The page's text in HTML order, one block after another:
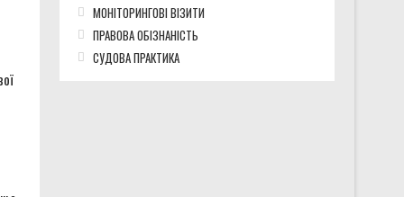
МОНІТОРИНГОВІ ВІЗИТИ
ПРАВОВА ОБІЗНАНІСТЬ
СУДОВА ПРАКТИКА